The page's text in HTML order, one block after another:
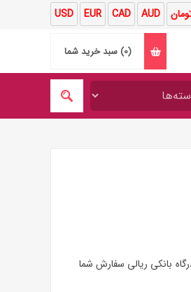
USD EUR CAD AUD
(0) سبد خرید شما
بانکی ریالی سفارش شما